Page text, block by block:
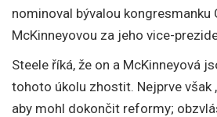
nominoval bývalou kongresmanku
McKinneyovou za jeho vice-
Steele říká, že on a McKinneyová
tohoto úkolu zhostit. Nejprve však
aby mohl dokončit reformy;